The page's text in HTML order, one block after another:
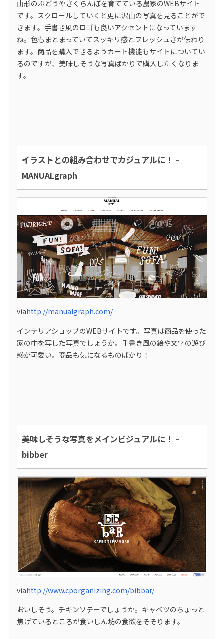
山形のぶどうやさくらんぼを育てている農家のWEBサイト
です。スクロールしていくと更に沢山の写真を見ることがで
きます。手書き風のロゴも良いアクセントになっています
ね。色もまとまっていてスッキリ感とフレッシュさが伝わり
ます。商品を購入できるようカート機能もサイトについてい
るのですが、美味しそうな写真ばかりで購入したくなりま
す。
イラストとの組み合わせでカジュアルに！ –
MANUALgraph
viahttp://manualgraph.com/
インテリアショップのWEBサイトです。写真は商品を使った
家の中を写した写真でしょうか。手書き風の絵や文字の遊び
感が可愛い。商品も気になるものばかり！
美味しそうな写真をメインビジュアルに！ –
bibber
viahttp://www.cporganizing.com/bibbar/
おいしそう。チキンソテーでしょうか。キャベツのちょっと
焦げているところが食いしん坊の食欲をそそります。